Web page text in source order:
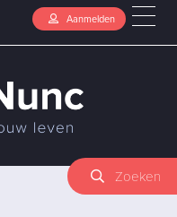
Aanmelden
Zoeken